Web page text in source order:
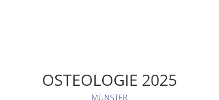
OSTEOLOGIE 2025
MÜNSTER